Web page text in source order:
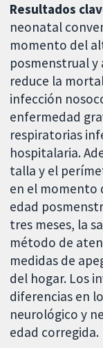
Resultados
neonatal
momento del
posmenstrual y
reduce la
infección
enfermedad
respiratorias
hospitalaria.
talla y el
en el momento
edad
tres meses, la
método de
medidas de
del hogar. Los
diferencias en
neurológico y
edad corregida.